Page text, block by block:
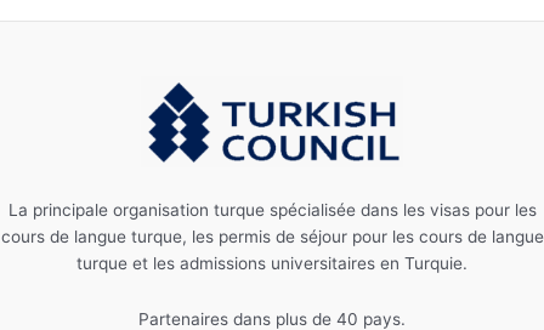
La principale organisation turque spécialisée dans les visas pour les
cours de langue turque, les permis de séjour pour les cours de langue
turque et les admissions universitaires en Turquie.
Partenaires dans plus de 40 pays.